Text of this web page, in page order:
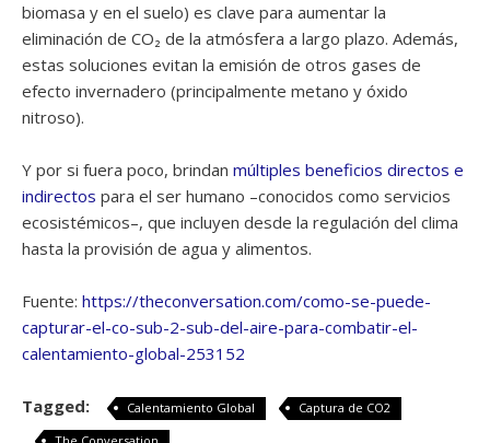
biomasa y en el suelo) es clave para aumentar la
eliminación de CO₂ de la atmósfera a largo plazo. Además,
estas soluciones evitan la emisión de otros gases de
efecto invernadero (principalmente metano y óxido
nitroso).
Y por si fuera poco, brindan múltiples beneficios directos e
indirectos para el ser humano –conocidos como servicios
ecosistémicos–, que incluyen desde la regulación del clima
hasta la provisión de agua y alimentos.
Fuente: https://theconversation.com/como-se-puede-
capturar-el-co-sub-2-sub-del-aire-para-combatir-el-
calentamiento-global-253152
Tagged: Calentamiento Global
Captura de CO2